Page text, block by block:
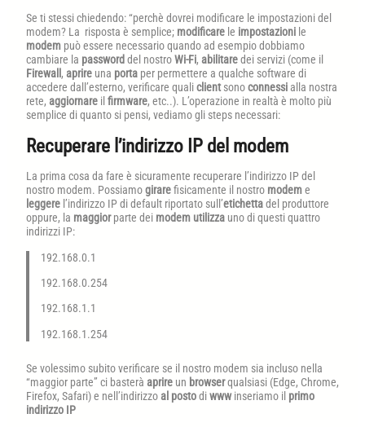
Se ti stessi chiedendo: “perchè dovrei modificare le impostazioni del
modem? La risposta è semplice; modificare le impostazioni le
modem può essere necessario quando ad esempio dobbiamo
cambiare la password del nostroWi-Fi, abilitaredei servizi (come il
Firewall , aprire una porta per permettere a qualche software di
accedere dall’esterno, verificare qualiclientsonoconnessi alla nostra
rete, aggiornare il firmware, etc..). L’operazione in realtà è molto più
semplice di quanto si pensi, vediamo gli steps necessari:
Recuperare l’indirizzo IP del modem
La prima cosa da fare è sicuramente recuperare l’indirizzo IP del
nostro modem. Possiamogirarefisicamente il nostro modeme
leggere l’indirizzo IP di default riportato sull’etichettadel produttore
oppure, la maggiorparte dei modem utilizza uno di questi quattro
indirizzi IP:
192.168.0.1
192.168.0.254
192.168.1.1
192.168.1.254
Se volessimo subito verificare se il nostro modem sia incluso nella
“maggior parte” ci basterà aprire un browserqualsiasi (Edge, Chrome,
Firefox, Safari) e nell’indirizzoal postodiwwwinseriamo il primo
indirizzo IP